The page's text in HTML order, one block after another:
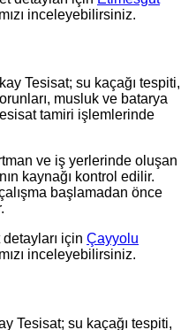
inceleyebilirsiniz.
Tesisat; su kaçağı tespiti,
musluk ve batarya
tamiri işlemlerinde
ve iş yerlerinde oluşan
kaynağı kontrol edilir.
başlamadan önce
için Çayyolu
inceleyebilirsiniz.
Tesisat; su kaçağı tespiti,